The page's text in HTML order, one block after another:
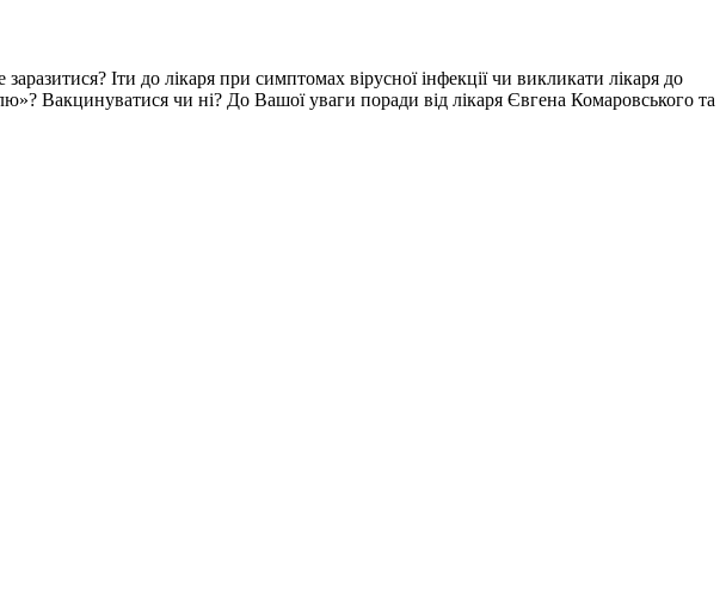
Іти до лікаря при симптомах вірусної інфекції чи викликати лікаря до
Вакцинуватися чи ні? До Вашої уваги поради від лікаря Євгена Комаровського та